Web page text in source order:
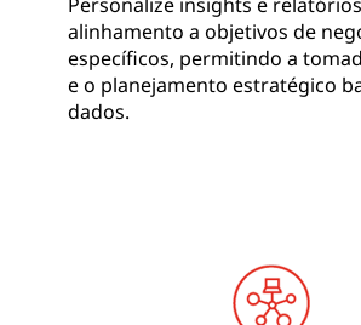
alinhamento a objetivos de
específicos, permitindo a
e o planejamento estratégico
dados.